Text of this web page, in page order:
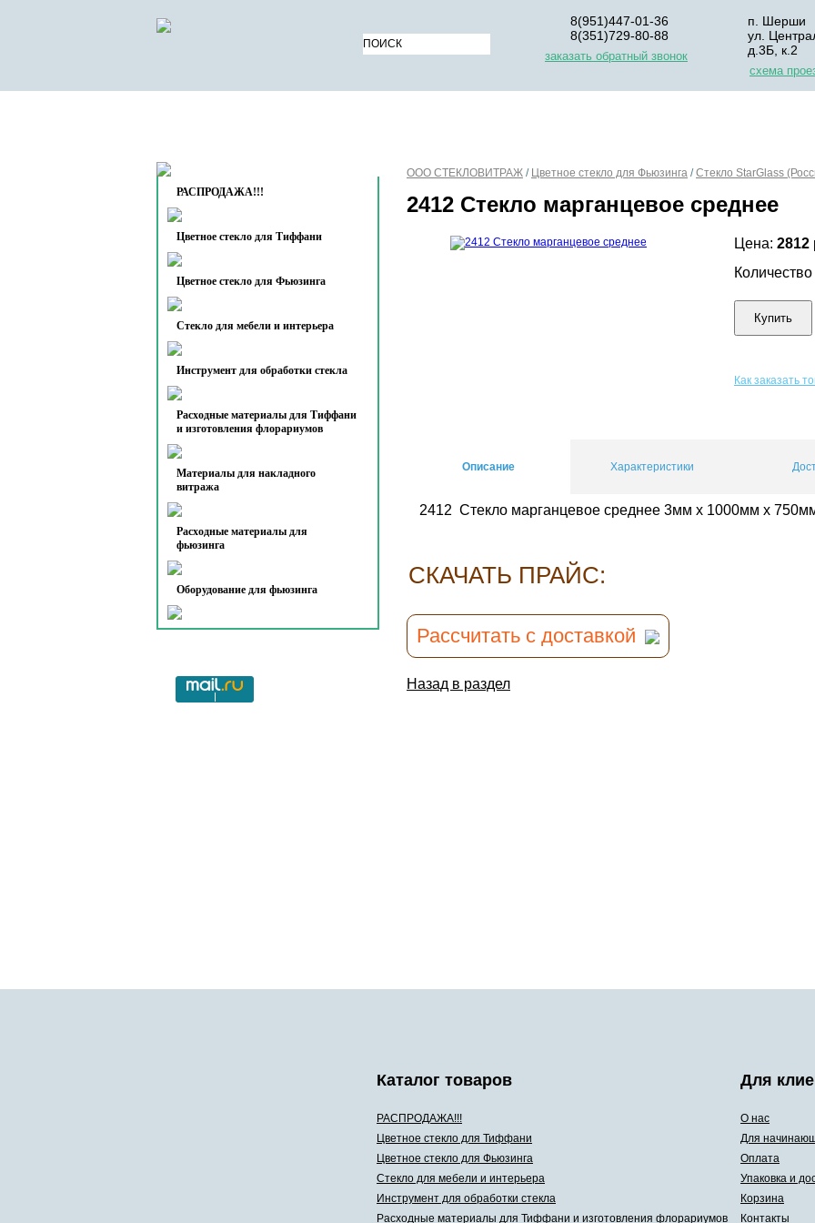
8(951)447-01-36
8(351)729-80-88
заказать обратный звонок
п. Шерши
ул.
д.3Б, к.2
схема
РАСПРОДАЖА!!!
Цветное стекло для Тиффани
Цветное стекло для Фьюзинга
Стекло для мебели и интерьера
Инструмент для обработки стекла
Расходные материалы для Тиффани
и изготовления флорариумов
Материалы для накладного
витража
Расходные материалы для
фьюзинга
Оборудование для фьюзинга
ООО СТЕКЛОВИТРАЖ / Цветное стекло для Фьюзинга /Стекло StarGlass
2412 Стекло марганцевое среднее
Цена: 2812
Количество
Купить
Как заказать
Описание Характеристики
2412 Стекло марганцевое среднее 3мм х 1000мм х
CКАЧАТЬ ПРАЙС:
Рассчитать с доставкой
Назад в раздел
Каталог товаров
РАСПРОДАЖА!!!
Цветное стекло для Тиффани
Цветное стекло для Фьюзинга
Стекло для мебели и интерьера
Инструмент для обработки стекла
Расходные материалы для Тиффани и изготовления флорариумов
Для
О нас
Для
Оплата
Упаковка и
Корзина
Контакты